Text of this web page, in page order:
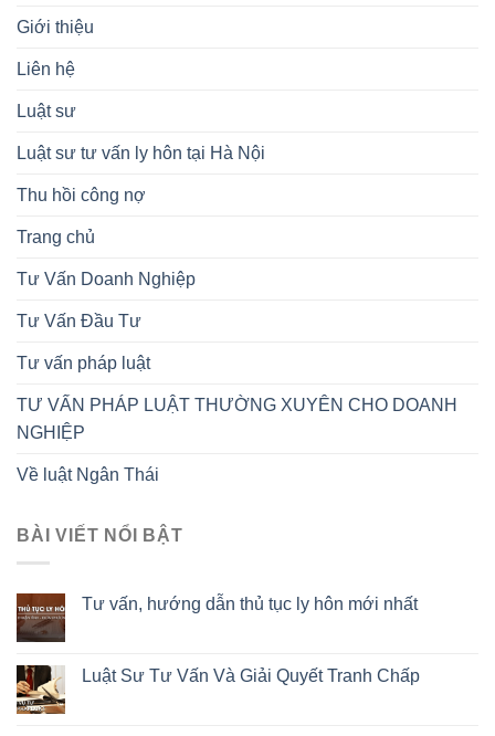
Giới thiệu
Liên hệ
Luật sư
Luật sư tư vấn ly hôn tại Hà Nội
Thu hồi công nợ
Trang chủ
Tư Vấn Doanh Nghiệp
Tư Vấn Đầu Tư
Tư vấn pháp luật
TƯ VẤN PHÁP LUẬT THƯỜNG XUYÊN CHO DOANH
NGHIỆP
Về luật Ngân Thái
BÀI VIẾT NỔI BẬT
Tư vấn, hướng dẫn thủ tục ly hôn mới nhất
Luật Sư Tư Vấn Và Giải Quyết Tranh Chấp